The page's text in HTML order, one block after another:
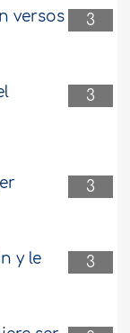
3
versos
3
3
3
y le